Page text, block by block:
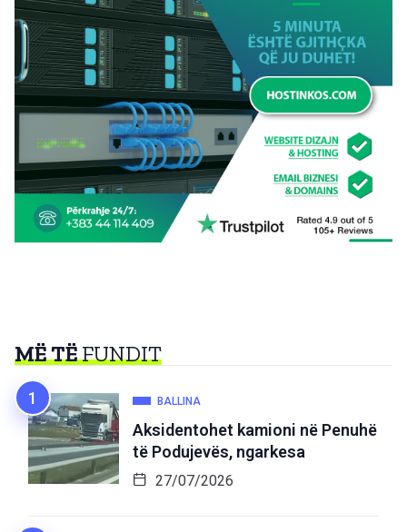
MË TËFUNDIT
BALLINA
Aksidentohet kamioni në Penuhë
të Podujevës, ngarkesa
27/07/2026